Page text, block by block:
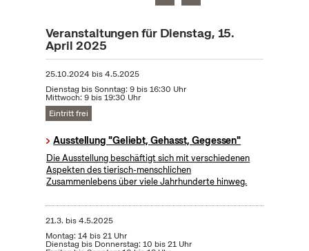
Veranstaltungen für Dienstag, 15.
April 2025
25.10.2024 bis4.5.2025
Dienstag bis Sonntag: 9 bis 16:30 Uhr
Mittwoch: 9 bis 19:30 Uhr
Eintritt frei
Ausstellung "Geliebt, Gehasst, Gegessen"
Die Ausstellung beschäftigt sich mit verschiedenen
Aspekten des tierisch-menschlichen
Zusammenlebens über viele Jahrhunderte hinweg.
21.3. bis4.5.2025
Montag: 14 bis 21 Uhr
Dienstag bis Donnerstag: 10 bis 21 Uhr